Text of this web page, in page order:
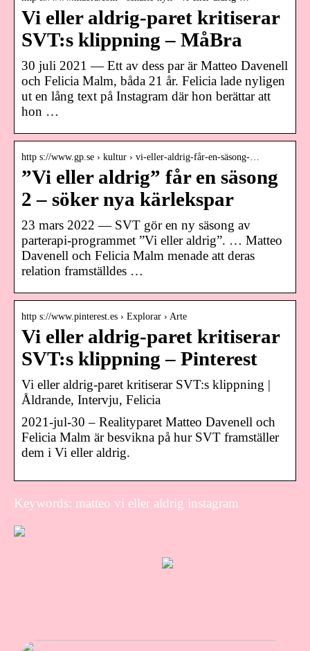
Vi eller aldrig-paret kritiserar
SVT:s klippning – MåBra
30 juli 2021 — Ett av dess par är Matteo Davenell
och Felicia Malm, båda 21 år. Felicia lade nyligen
ut en lång text på Instagram där hon berättar att
hon …
http s://www.gp.se › kultur › vi-eller-aldrig-får-en-säsong-…
”Vi eller aldrig” får en säsong
2 – söker nya kärlekspar
23 mars 2022 — SVT gör en ny säsong av
parterapi-programmet ”Vi eller aldrig”. … Matteo
Davenell och Felicia Malm menade att deras
relation framställdes …
http s://www.pinterest.es › Explorar › Arte
Vi eller aldrig-paret kritiserar
SVT:s klippning – Pinterest
Vi eller aldrig-paret kritiserar SVT:s klippning |
Åldrande, Intervju, Felicia
2021-jul-30 – Realityparet Matteo Davenell och
Felicia Malm är besvikna på hur SVT framställer
dem i Vi eller aldrig.
Keywords: matteo vi eller aldrig instagram